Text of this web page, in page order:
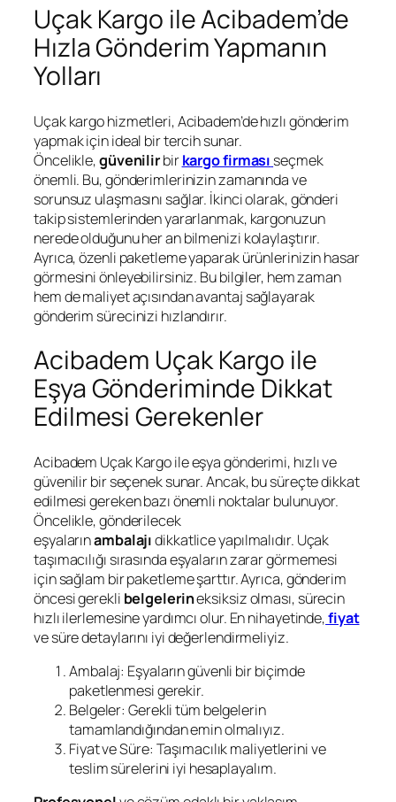
Uçak Kargo ile Acibadem’de
Hızla Gönderim Yapmanın
Yolları
Uçak kargo hizmetleri, Acibadem’de hızlı gönderim
yapmak için ideal bir tercih sunar.
Öncelikle,güvenilirbirkargo firması seçmek
önemli. Bu, gönderimlerinizin zamanında ve
sorunsuz ulaşmasını sağlar. İkinci olarak, gönderi
takip sistemlerinden yararlanmak, kargonuzun
nerede olduğunu her an bilmenizi kolaylaştırır.
Ayrıca, özenli paketleme yaparak ürünlerinizin hasar
görmesini önleyebilirsiniz. Bu bilgiler, hem zaman
hem de maliyet açısından avantaj sağlayarak
gönderim sürecinizi hızlandırır.
Acibadem Uçak Kargo ile
Eşya Gönderiminde Dikkat
Edilmesi Gerekenler
Acibadem Uçak Kargo ile eşya gönderimi, hızlı ve
güvenilir bir seçenek sunar. Ancak, bu süreçte dikkat
edilmesi gereken bazı önemli noktalar bulunuyor.
Öncelikle, gönderilecek
eşyalarınambalajıdikkatlice yapılmalıdır. Uçak
taşımacılığı sırasında eşyaların zarar görmemesi
için sağlam bir paketleme şarttır. Ayrıca, gönderim
öncesi gerekli belgelerineksiksiz olması, sürecin
hızlı ilerlemesine yardımcı olur. En nihayetinde,fiyat
ve süre detaylarını iyi değerlendirmeliyiz.
Ambalaj: Eşyaların güvenli bir biçimde
paketlenmesi gerekir.
Belgeler: Gerekli tüm belgelerin
tamamlandığından emin olmalıyız.
Fiyat ve Süre: Taşımacılık maliyetlerini ve
teslim sürelerini iyi hesaplayalım.